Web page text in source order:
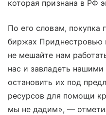
которая признана в РФ
По его словам, покупка
биржах Приднестровью
не мешайте нам
нас и завладеть
остановить их под
ресурсов для помощи
мы не дадим», —